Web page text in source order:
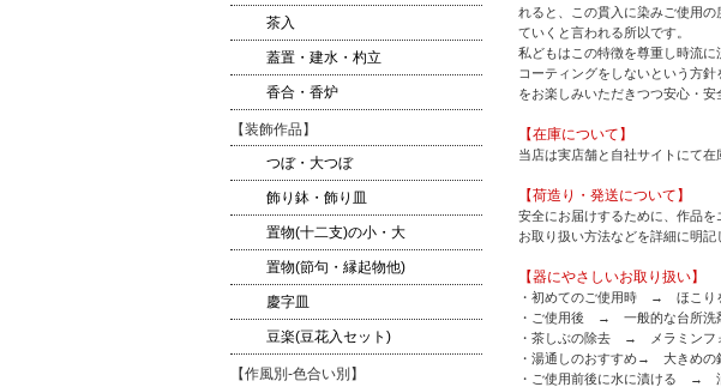
れると、この貫入に染みご使用
ていくと言われる所以です。
私どもはこの特徴を尊重し時流
コーティングをしないという方
をお楽しみいただきつつ安心・安
【在庫について】
当店は実店舗と自社サイトにて
【荷造り・発送について】
安全にお届けするために、作品
お取り扱い方法などを詳細に明記
【器にやさしいお取り扱い】
・初めてのご使用時 → ほこり
・ご使用後 → 一般的な台所洗
・茶しぶの除去 → メラミンフ
・湯通しのおすすめ→ 大きめの
・ご使用前後に水に漬ける →
茶入
蓋置・建水・杓立
香合・香炉
【装飾作品】
つぼ・大つぼ
飾り鉢・飾り皿
置物(十二支)の小・大
置物(節句・縁起物他)
慶字皿
豆楽(豆花入セット)
【作風別-色合い別】